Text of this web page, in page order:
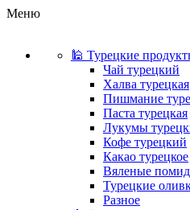
Меню
🕌 Турецкие
Чай турецкий
Халва турецкая
Пишмание
Паста турецкая
Лукумы
Кофе турецкий
Какао турецкое
Вяленые
Турецкие
Разное